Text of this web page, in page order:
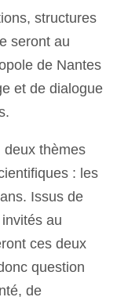
structures
seront au
de Nantes
et de dialogue
deux thèmes
: les
Issus de
au
ces deux
question
de